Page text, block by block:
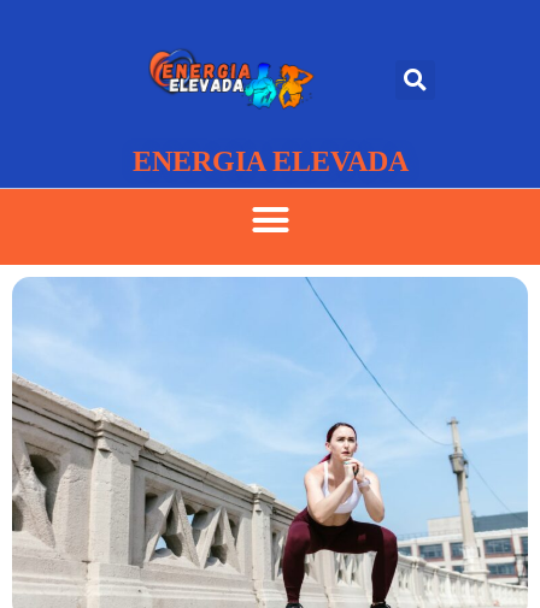
ENERGIA ELEVADA